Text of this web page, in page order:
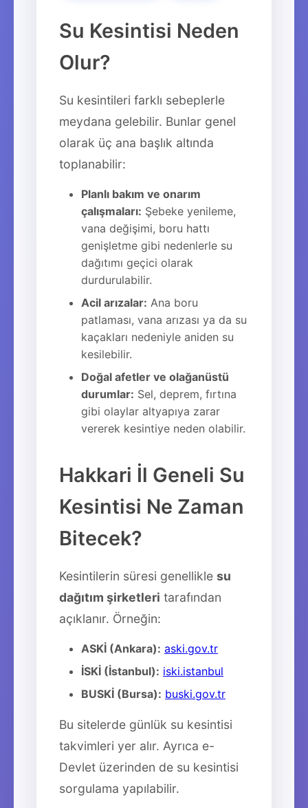
Su Kesintisi Neden
Olur?
Su kesintileri farklı sebeplerle
meydana gelebilir. Bunlar genel
olarak üç ana başlık altında
toplanabilir:
Planlı bakım ve onarım
çalışmaları: Şebeke yenileme,
vana değişimi, boru hattı
genişletme gibi nedenlerle su
dağıtımı geçici olarak
durdurulabilir.
Acil arızalar: Ana boru
patlaması, vana arızası ya da su
kaçakları nedeniyle aniden su
kesilebilir.
Doğal afetler ve olağanüstü
durumlar: Sel, deprem, fırtına
gibi olaylar altyapıya zarar
vererek kesintiye neden olabilir.
Hakkari İl Geneli Su
Kesintisi Ne Zaman
Bitecek?
Kesintilerin süresi genellikle su
dağıtım şirketleri tarafından
açıklanır. Örneğin:
ASKİ (Ankara): aski.gov.tr
İSKİ (İstanbul): iski.istanbul
BUSKİ (Bursa): buski.gov.tr
Bu sitelerde günlük su kesintisi
takvimleri yer alır. Ayrıca e-
Devlet üzerinden de su kesintisi
sorgulama yapılabilir.